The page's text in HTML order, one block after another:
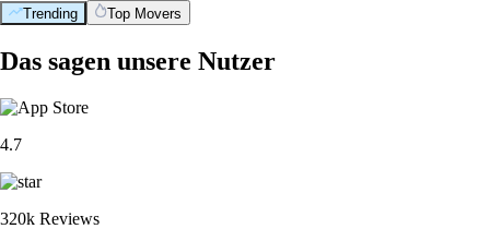
Trending Top Movers
Das sagen unsere Nutzer
4.7
320k Reviews